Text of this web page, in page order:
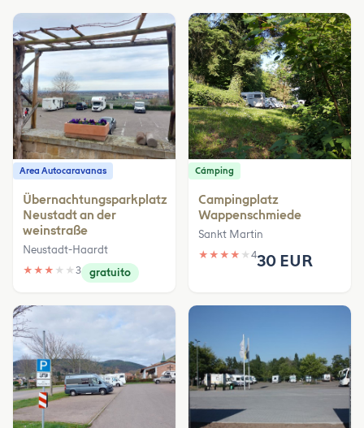
Area Autocaravanas
Übernachtungsparkplatz
Neustadt an der
weinstraße
Neustadt-Haardt
★ ★ ★ ★ ★ 3 gratuito
Cámping
Campingplatz
Wappenschmiede
Sankt Martin
★ ★ ★ ★ ★ 430 EUR